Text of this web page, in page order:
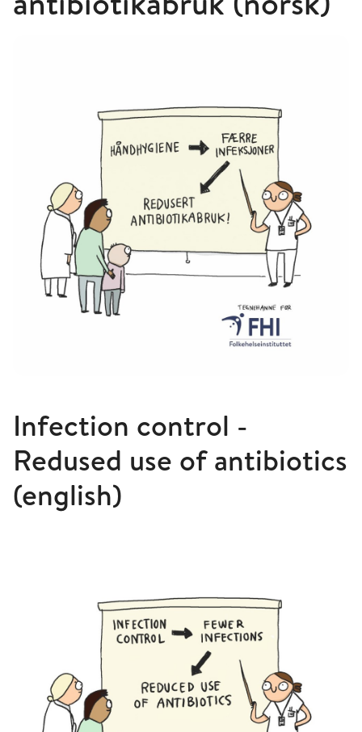
Infection control -
Redused use of antibiotics
(english)